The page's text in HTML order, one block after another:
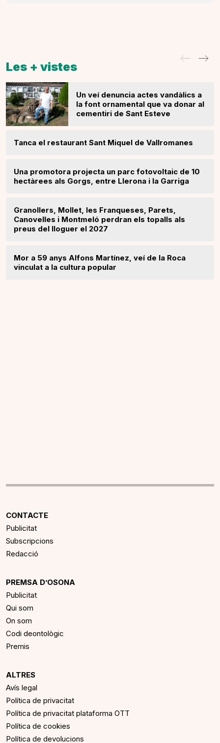
Les + vistes
Un veí denuncia actes vandàlics a
la font ornamental que va donar al
cementiri de Sant Esteve
Tanca el restaurant Sant Miquel de Vallromanes
Una promotora projecta un parc fotovoltaic de 10
hectàrees als Gorgs, entre Llerona i la Garriga
Granollers, Mollet, les Franqueses, Parets,
Canovelles i Montmeló perdran els topalls als
preus del lloguer el 2027
Mor a 59 anys Alfons Martínez, veí de la Roca
vinculat a la cultura popular
CONTACTE
Publicitat
Subscripcions
Redacció
PREMSA D’OSONA
Publicitat
Qui som
On som
Codi deontològic
Premis
ALTRES
Avís legal
Política de privacitat
Política de privacitat plataforma OTT
Política de cookies
Política de devolucions